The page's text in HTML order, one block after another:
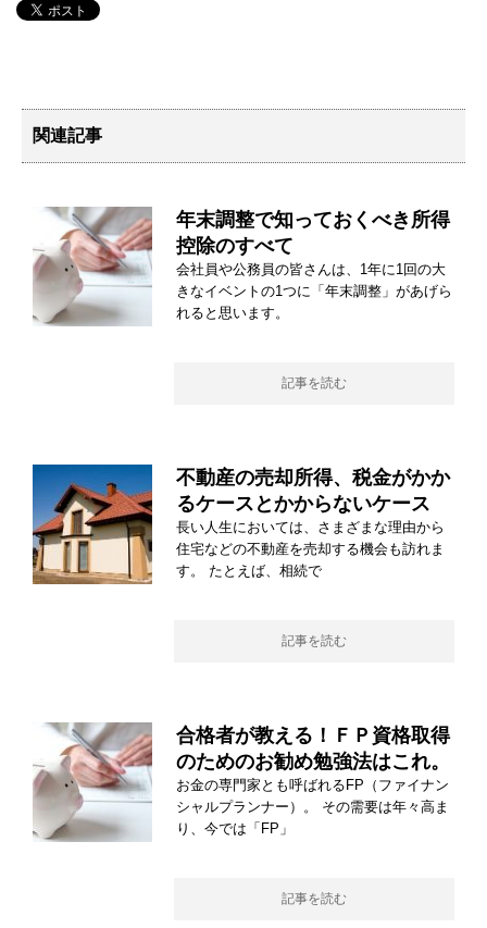
関連記事
年末調整で知っておくべき所得
控除のすべて
会社員や公務員の皆さんは、1年に1回の大
きなイベントの1つに「年末調整」があげら
れると思います。
記事を読む
不動産の売却所得、税金がかか
るケースとかからないケース
長い人生においては、さまざまな理由から
住宅などの不動産を売却する機会も訪れま
す。 たとえば、相続で
記事を読む
合格者が教える！ＦＰ資格取得
のためのお勧め勉強法はこれ。
お金の専門家とも呼ばれるFP（ファイナン
シャルプランナー）。 その需要は年々高ま
り、今では「FP」
記事を読む